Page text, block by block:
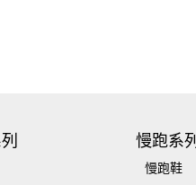
慢跑系列
慢跑鞋